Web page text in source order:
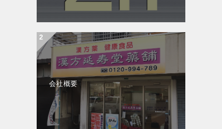
会社概要